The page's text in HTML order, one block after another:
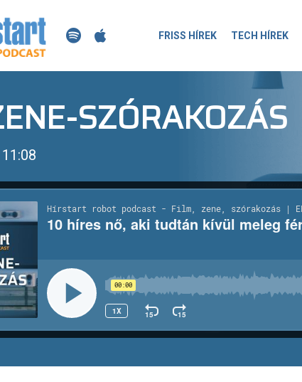
FRISS HÍREK TECH HÍREK
SZÓRAKOZÁS
11:08